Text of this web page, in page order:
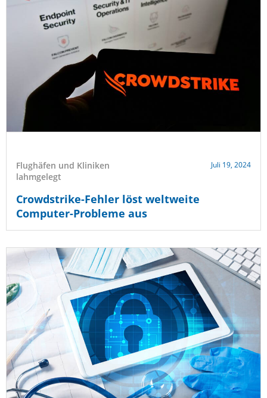
Flughäfen und Kliniken
lahmgelegt
Juli 19, 2024
Crowdstrike-Fehler löst weltweite
Computer-Probleme aus